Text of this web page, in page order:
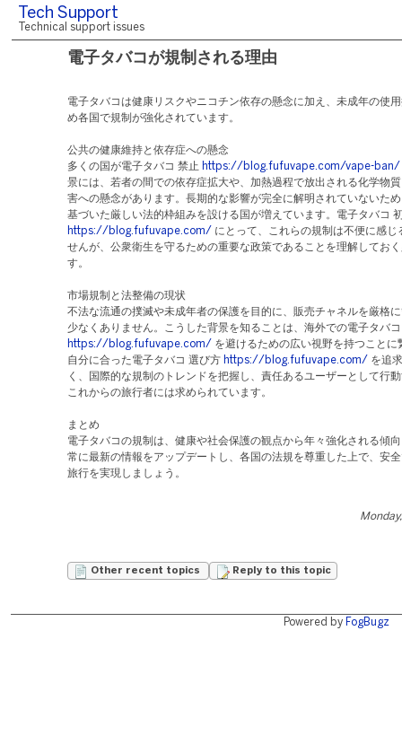
Tech Support
Technical support issues
電子タバコが規制される理由
電子タバコは健康リスクやニコチン依存の懸念に加え、未成年の使
め各国で規制が強化されています。
公共の健康維持と依存症への懸念
多くの国が電子タバコ 禁止 https://blog.fufuvape.com/vape-ban/
景には、若者の間での依存症拡大や、加熱過程で放出される化学物
害への懸念があります。長期的な影響が完全に解明されていないた
基づいた厳しい法的枠組みを設ける国が増えています。電子タバコ
https://blog.fufuvape.com/ にとって、これらの規制は不便に感じ
せんが、公衆衛生を守るための重要な政策であることを理解してお
す。
市場規制と法整備の現状
不法な流通の撲滅や未成年者の保護を目的に、販売チャネルを厳格
少なくありません。こうした背景を知ることは、海外での電子タバ
https://blog.fufuvape.com/ を避けるための広い視野を持つことに
自分に合った電子タバコ 選び方 https://blog.fufuvape.com/ を追
く、国際的な規制のトレンドを把握し、責任あるユーザーとして行
これからの旅行者には求められています。
まとめ​
電子タバコの規制は、健康や社会保護の観点から年々強化される傾
常に最新の情報をアップデートし、各国の法規を尊重した上で、安
旅行を実現しましょう。
Other recent topics Reply to this topic
Powered by FogBugz